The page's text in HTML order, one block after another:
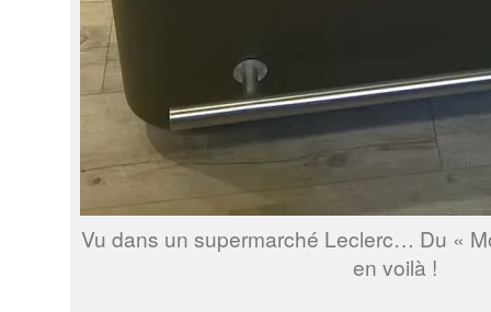
Vu dans un supermarché Leclerc… Du «
en voilà !